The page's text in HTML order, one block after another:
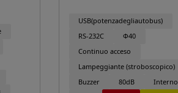
USB(potenzadegliautobus)
RS-232C
Φ40
Continuo acceso
Lampeggiante (stroboscopico)
Buzzer
80dB
Interno